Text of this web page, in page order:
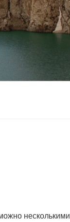
несколькими